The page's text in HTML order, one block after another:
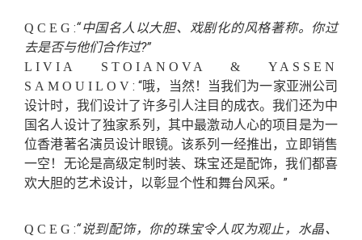
QCEG :“中国名人以大胆、戏剧化的风格著称。你过
去是否与他们合作过?”
LIVIA STOIANOVA & YASSEN
SAMOUILOV : “哦，当然！当我们为一家亚洲公司
设计时，我们设计了许多引人注目的成衣。我们还为中
国名人设计了独家系列，其中最激动人心的项目是为一
位香港著名演员设计眼镜。该系列一经推出，立即销售
一空！无论是高级定制时装、珠宝还是配饰，我们都喜
欢大胆的艺术设计，以彰显个性和舞台风采。”
QCEG :“说到配饰，你的珠宝令人叹为观止，水晶、